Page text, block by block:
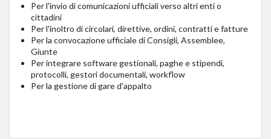
Per l'invio di comunicazioni ufficiali verso altri enti o
cittadini
Per l'inoltro di circolari, direttive, ordini, contratti e fatture
Per la convocazione ufficiale di Consigli, Assemblee,
Giunte
Per integrare software gestionali, paghe e stipendi,
protocolli, gestori documentali, workflow
Per la gestione di gare d'appalto